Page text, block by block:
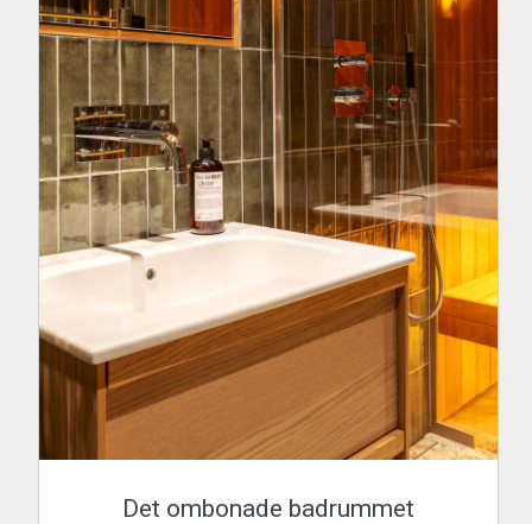
Det ombonade badrummet